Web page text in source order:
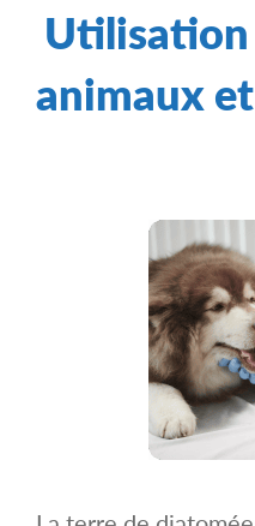
Utilisation
animaux